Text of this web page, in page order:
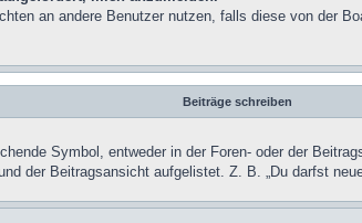
an andere Benutzer nutzen, falls diese von der
Beiträge schreiben
Symbol, entweder in der Foren- oder der
der Beitragsansicht aufgelistet. Z. B. „Du darfst